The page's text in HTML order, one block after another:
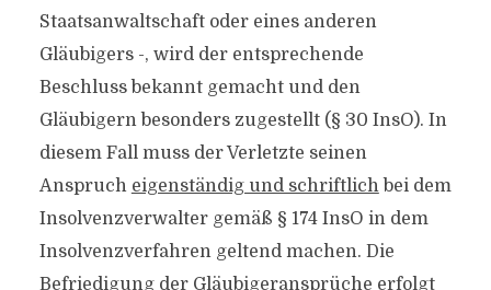
Staatsanwaltschaft oder eines anderen
Gläubigers -, wird der entsprechende
Beschluss bekannt gemacht und den
Gläubigern besonders zugestellt (§ 30 InsO). In
diesem Fall muss der Verletzte seinen
Anspruch eigenständig und schriftlichbei dem
Insolvenzverwalter gemäß § 174 InsO in dem
Insolvenzverfahren geltend machen. Die
Befriedigung der Gläubigeransprüche erfolgt